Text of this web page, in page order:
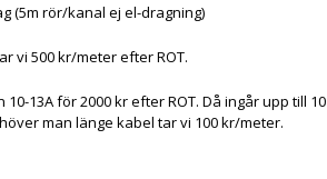
(5m rör/kanal ej el-dragning)
vi 500 kr/meter efter ROT.
13A för 2000 kr efter ROT. Då ingår upp till 10
man länge kabel tar vi 100 kr/meter.